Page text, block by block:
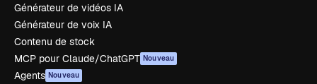
Générateur de vidéos IA
Générateur de voix IA
Contenu de stock
MCP pour Claude/ChatGPT Nouveau
Agents Nouveau